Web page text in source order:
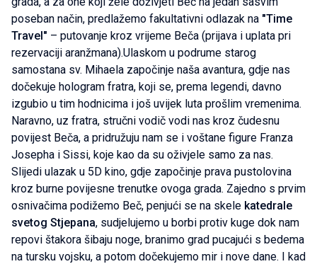
poseban način, predlažemo fakultativni odlazak na "Time
Travel" – putovanje kroz vrijeme Beča (prijava i uplata pri
rezervaciji aranžmana).Ulaskom u podrume starog
samostana sv. Mihaela započinje naša avantura, gdje nas
dočekuje hologram fratra, koji se, prema legendi, davno
izgubio u tim hodnicima i još uvijek luta prošlim vremenima.
Naravno, uz fratra, stručni vodič vodi nas kroz čudesnu
povijest Beča, a pridružuju nam se i voštane figure Franza
Josepha i Sissi, koje kao da su oživjele samo za nas.
Slijedi ulazak u 5D kino, gdje započinje prava pustolovina
kroz burne povijesne trenutke ovoga grada. Zajedno s prvim
osnivačima podižemo Beč, penjući se na skele katedrale
svetog Stjepana, sudjelujemo u borbi protiv kuge dok nam
repovi štakora šibaju noge, branimo grad pucajući s bedema
na tursku vojsku, a potom dočekujemo mir i nove dane. I kad